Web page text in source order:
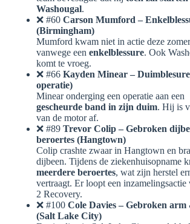
Washougal.
❌ #60 Carson Mumford –
(Birmingham)
Mumford kwam niet in actie deze zomer
vanwege een enkelblessure. Ook
komt te vroeg.
❌ #66 Kayden Minear –
operatie)
Minear onderging een operatie aan een
gescheurde band in zijn duim. Hij is
van de motor af.
❌ #89 Trevor Colip – Gebroken
beroertes (Hangtown)
Colip crashte zwaar in Hangtown en
dijbeen. Tijdens de ziekenhuisopname
meerdere beroertes, wat zijn herstel
vertraagt. Er loopt een inzamelingsactie
2 Recovery.
❌ #100 Cole Davies – Gebroken arm
(Salt Lake City)